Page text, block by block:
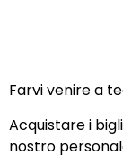
Farvi venire a
Acquistare i
nostro